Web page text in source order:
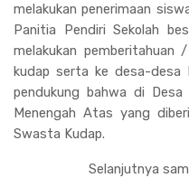
melakukan penerimaan
Panitia Pendiri Sekolah
melakukan pemberitahuan
kudap serta ke desa-desa
pendukung bahwa di
Menengah Atas yang
Swasta Kudap.
Selanjutnya sampai